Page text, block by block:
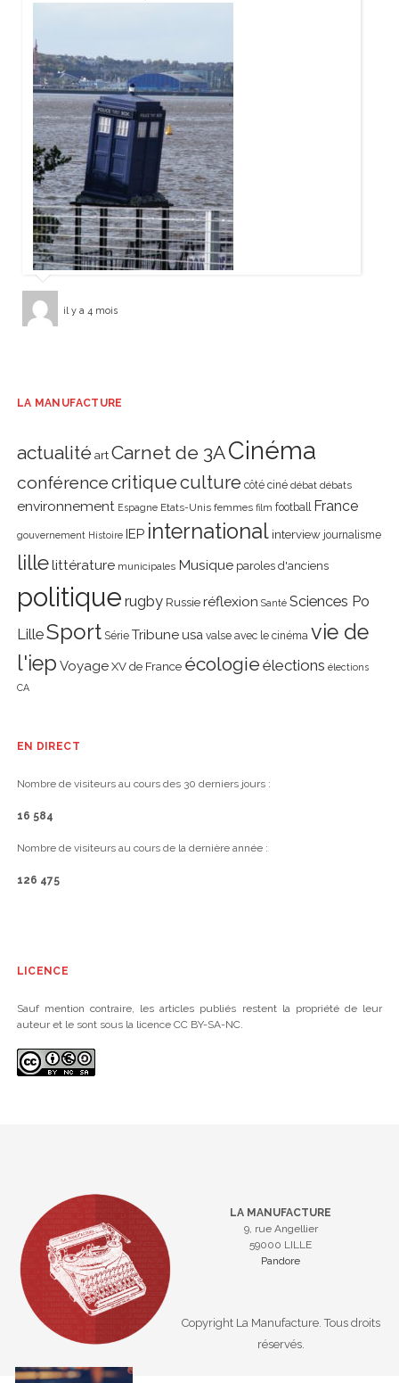
il y a 4 mois
LA MANUFACTURE
actualité art Carnet de 3ACinéma
conférencecritiqueculture côté ciné débat débats
environnement Espagne Etats-Unis femmes film football France
gouvernement Histoire IEP international interview journalisme
lillelittérature municipales Musique paroles d'anciens
politique rugby Russie réflexion Santé Sciences Po
LilleSport Série Tribune usa valse avec le cinéma vie de
l'iep Voyage XV de France écologie élections élections
CA
EN DIRECT
Nombre de visiteurs au cours des 30 derniers jours :
16 584
Nombre de visiteurs au cours de la dernière année :
126 475
LICENCE
Sauf mention contraire, les articles publiés restent la propriété de leur
auteur et le sont sous la licence CC BY-SA-NC.
LA MANUFACTURE
9, rue Angellier
59000 LILLE
Pandore
Copyright La Manufacture. Tous droits
réservés.